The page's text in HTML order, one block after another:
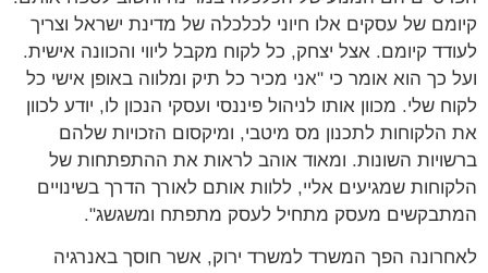
קיומם של עסקים אלו חיוני לכלכלה של מדינת ישראל וצריך
לעודד קיומם. אצל יצחק, כל לקוח מקבל ליווי והכוונה אישית.
ועל כך הוא אומר כי "אני מכיר כל תיק ומלווה באופן אישי כל
לקוח שלי. מכוון אותו לניהול פיננסי ועסקי הנכון לו, יודע לכוון
את הלקוחות לתכנון מס מיטבי, ומיקסום הזכויות שלהם
ברשויות השונות. ומאוד אוהב לראות את ההתפתחות של
הלקוחות שמגיעים אליי, ללוות אותם לאורך הדרך בשינויים
המתבקשים מעסק מתחיל לעסק מתפתח ומשגשג".
לאחרונה הפך המשרד למשרד ירוק, אשר חוסך באנרגיה